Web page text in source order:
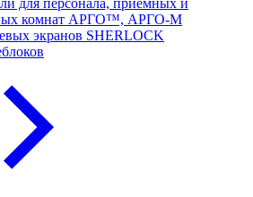
для персонала, приёмных и
комнат АРГО™, АРГО-М
экранов SHERLOCK